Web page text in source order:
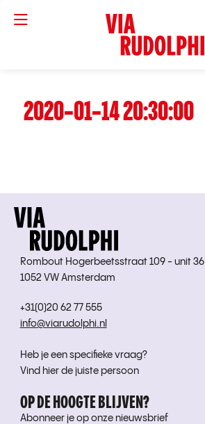
2020-01-14 20:30:00
Rombout Hogerbeetsstraat 109 - unit 36
1052 VW Amsterdam
+31(0)20 62 77 555
info@viarudolphi.nl
Heb je een specifieke vraag?
Vind hier de juiste persoon
OP DE HOOGTE BLIJVEN?
Abonneer je op onze nieuwsbrief